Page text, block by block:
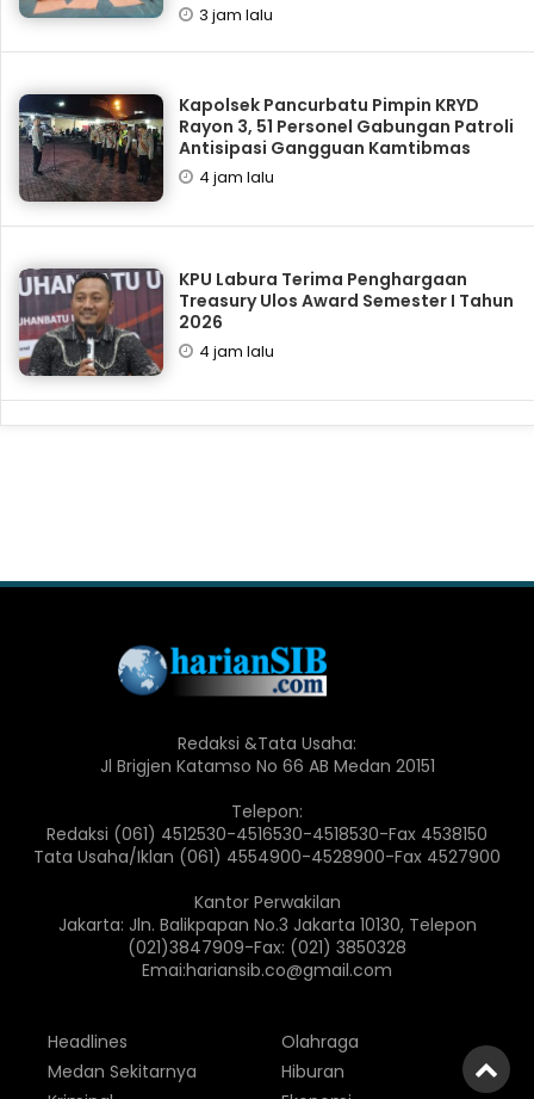
3 jam lalu
Kapolsek Pancurbatu Pimpin KRYD
Rayon 3, 51 Personel Gabungan Patroli
Antisipasi Gangguan Kamtibmas
4 jam lalu
KPU Labura Terima Penghargaan
Treasury Ulos Award Semester I Tahun
2026
4 jam lalu
Redaksi &Tata Usaha:
Jl Brigjen Katamso No 66 AB Medan 20151
Telepon:
Redaksi (061) 4512530-4516530-4518530-Fax 4538150
Tata Usaha/Iklan (061) 4554900-4528900-Fax 4527900
Kantor Perwakilan
Jakarta: Jln. Balikpapan No.3 Jakarta 10130, Telepon
(021)3847909-Fax: (021) 3850328
Emai:hariansib.co@gmail.com
Headlines
Medan Sekitarnya
Olahraga
Hiburan